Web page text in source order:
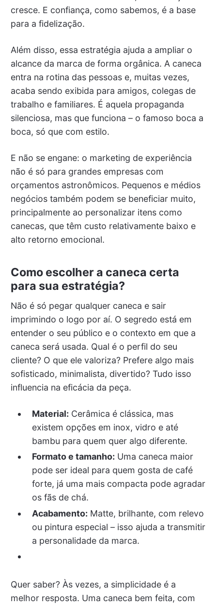
cresce. E confiança, como sabemos, é a base
para a fidelização.
Além disso, essa estratégia ajuda a ampliar o
alcance da marca de forma orgânica. A caneca
entra na rotina das pessoas e, muitas vezes,
acaba sendo exibida para amigos, colegas de
trabalho e familiares. É aquela propaganda
silenciosa, mas que funciona – o famoso boca a
boca, só que com estilo.
E não se engane: o marketing de experiência
não é só para grandes empresas com
orçamentos astronômicos. Pequenos e médios
negócios também podem se beneficiar muito,
principalmente ao personalizar itens como
canecas, que têm custo relativamente baixo e
alto retorno emocional.
Como escolher a caneca certa
para sua estratégia?
Não é só pegar qualquer caneca e sair
imprimindo o logo por aí. O segredo está em
entender o seu público e o contexto em que a
caneca será usada. Qual é o perfil do seu
cliente? O que ele valoriza? Prefere algo mais
sofisticado, minimalista, divertido? Tudo isso
influencia na eficácia da peça.
Material: Cerâmica é clássica, mas
existem opções em inox, vidro e até
bambu para quem quer algo diferente.
Formato e tamanho: Uma caneca maior
pode ser ideal para quem gosta de café
forte, já uma mais compacta pode agradar
os fãs de chá.
Acabamento: Matte, brilhante, com relevo
ou pintura especial – isso ajuda a transmitir
a personalidade da marca.
Quer saber? Às vezes, a simplicidade é a
melhor resposta. Uma caneca bem feita, com